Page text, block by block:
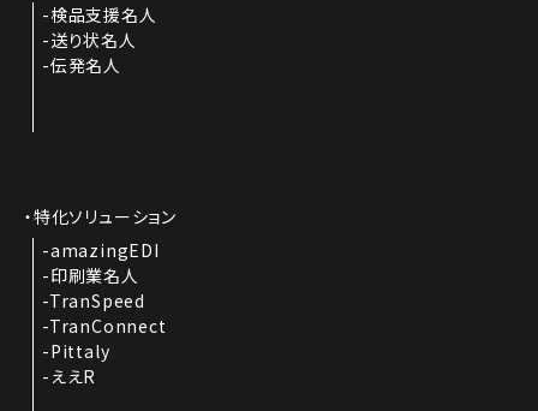
検品支援名人
送り状名人
伝発名人
特化ソリューション
amazingEDI
印刷業名人
TranSpeed
TranConnect
Pittaly
ええR